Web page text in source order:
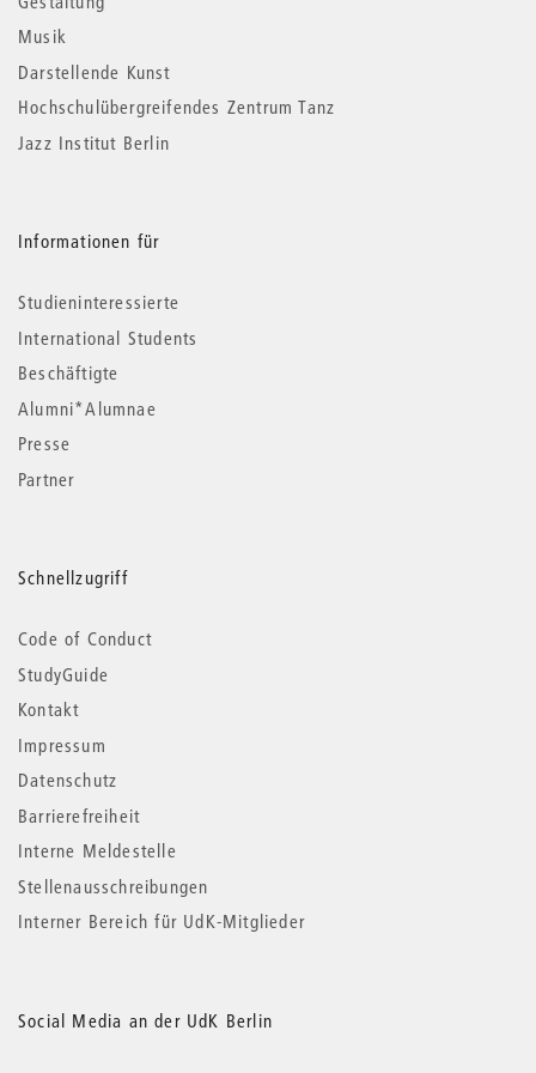
Musik
Darstellende Kunst
Hochschulübergreifendes Zentrum Tanz
Jazz Institut Berlin
Informationen für
Studieninteressierte
International Students
Beschäftigte
Alumni*Alumnae
Presse
Partner
Schnellzugriff
Code of Conduct
StudyGuide
Kontakt
Impressum
Datenschutz
Barrierefreiheit
Interne Meldestelle
Stellenausschreibungen
Interner Bereich für UdK-Mitglieder
Social Media an der UdK Berlin